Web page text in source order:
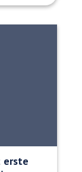
erste